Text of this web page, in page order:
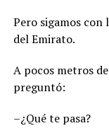
Pero sigamos con
del Emirato.
A pocos metros
preguntó:
–¿Qué te pasa?